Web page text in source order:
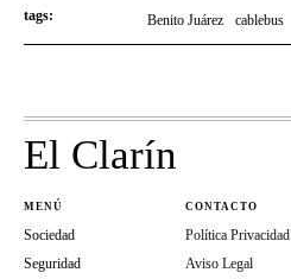
tags:
Benito Juárez cablebus
El Clarín
MENÚ
Sociedad
Seguridad
CONTACTO
Política Privacidad
Aviso Legal